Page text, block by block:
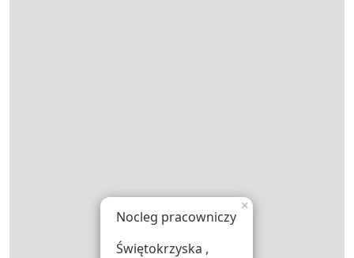
Nocleg pracowniczy
Świętokrzyska ,
×